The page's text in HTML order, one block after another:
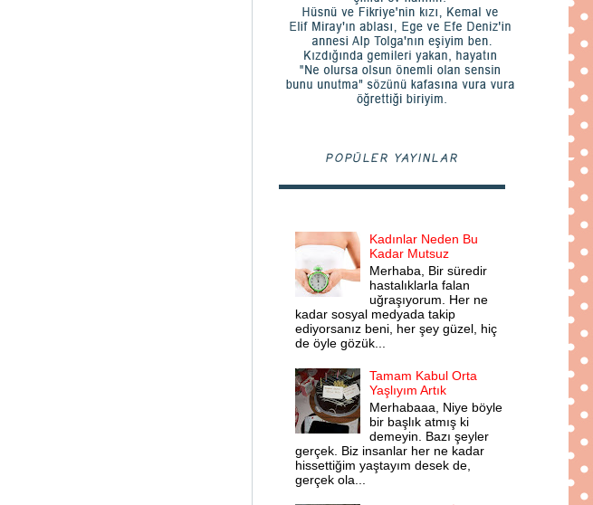
POPÜLER YAYINLAR
Kadınlar Neden Bu
Kadar Mutsuz
Merhaba, Bir süredir
hastalıklarla falan
uğraşıyorum. Her ne
kadar sosyal medyada takip
ediyorsanız beni, her şey güzel, hiç
de öyle gözük...
Tamam Kabul Orta
Yaşlıyım Artık
Merhabaaa, Niye böyle
bir başlık atmış ki
demeyin. Bazı şeyler
gerçek. Biz insanlar her ne kadar
hissettiğim yaştayım desek de,
gerçek ola...